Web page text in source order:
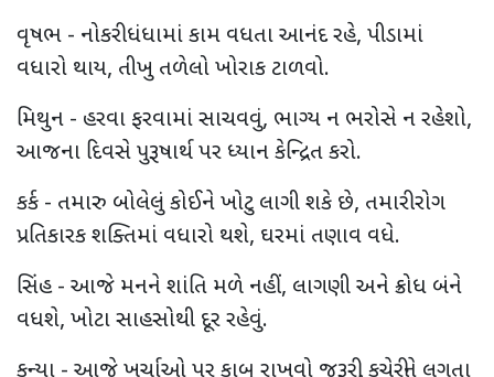
વૃષભ - નોકરી ધંધામાં કામ વધતા આનંદ રહે, પીડામાં
વધારો થાય, તીખુ તળેલો ખોરાક ટાળવો.
મિથુન - હરવા ફરવામાં સાચવવું, ભાગ્ય ન ભરોસે ન રહેશો,
આજના દિવસે પુરૂષાર્થ પર ધ્યાન કેન્દ્રિત કરો.
કર્ક - તમારુ બોલેલું કોઈને ખોટુ લાગી શકે છે, તમારી રોગ
પ્રતિકારક શક્તિમાં વધારો થશે, ઘરમાં તણાવ વધે.
સિંહ - આજે મનને શાંતિ મળે નહીં, લાગણી અને ક્રોધ બંને
વધશે, ખોટા સાહસોથી દૂર રહેવું.
કન્યા - આજે ખર્ચાઓ પર કાબુ રાખવો જરૂરી, કચેરીને લગતા